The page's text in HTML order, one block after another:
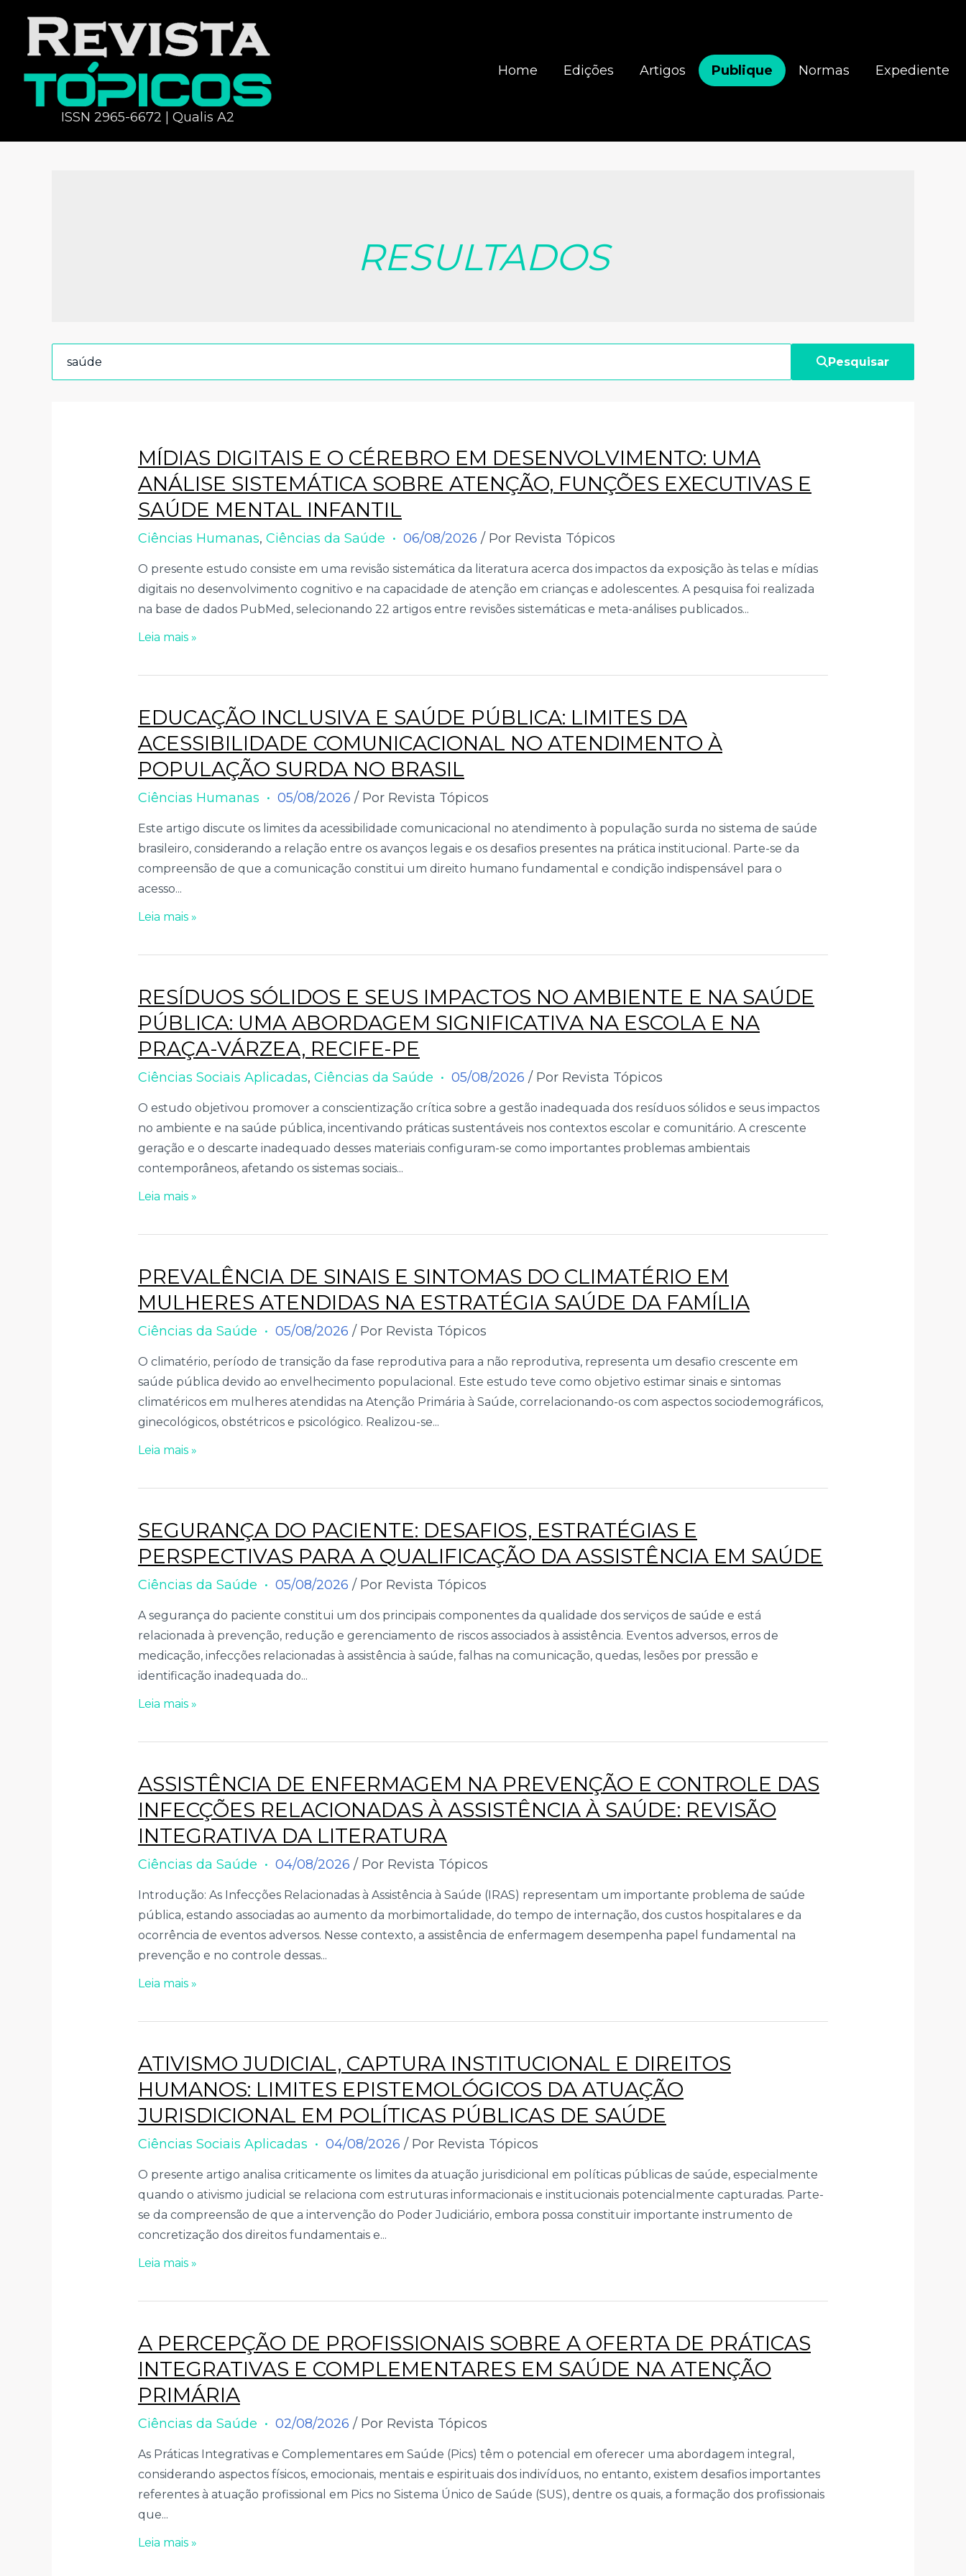
ISSN 2965-6672 | Qualis A2
Home Edições Artigos Publique Normas Expediente
RESULTADOS
Pesquisar
MÍDIAS DIGITAIS E O CÉREBRO EM DESENVOLVIMENTO: UMA
ANÁLISE SISTEMÁTICA SOBRE ATENÇÃO, FUNÇÕES EXECUTIVAS E
SAÚDE MENTAL INFANTIL
Ciências Humanas, Ciências da Saúde 06/08/2026 / Por Revista Tópicos
O presente estudo consiste em uma revisão sistemática da literatura acerca dos impactos da exposição às telas e mídias
digitais no desenvolvimento cognitivo e na capacidade de atenção em crianças e adolescentes. A pesquisa foi realizada
na base de dados PubMed, selecionando 22 artigos entre revisões sistemáticas e meta-análises publicados...
Leia mais »
EDUCAÇÃO INCLUSIVA E SAÚDE PÚBLICA: LIMITES DA
ACESSIBILIDADE COMUNICACIONAL NO ATENDIMENTO À
POPULAÇÃO SURDA NO BRASIL
Ciências Humanas 05/08/2026 / Por Revista Tópicos
Este artigo discute os limites da acessibilidade comunicacional no atendimento à população surda no sistema de saúde
brasileiro, considerando a relação entre os avanços legais e os desafios presentes na prática institucional. Parte-se da
compreensão de que a comunicação constitui um direito humano fundamental e condição indispensável para o
acesso...
Leia mais »
RESÍDUOS SÓLIDOS E SEUS IMPACTOS NO AMBIENTE E NA SAÚDE
PÚBLICA: UMA ABORDAGEM SIGNIFICATIVA NA ESCOLA E NA
PRAÇA-VÁRZEA, RECIFE-PE
Ciências Sociais Aplicadas, Ciências da Saúde 05/08/2026 / Por Revista Tópicos
O estudo objetivou promover a conscientização crítica sobre a gestão inadequada dos resíduos sólidos e seus impactos
no ambiente e na saúde pública, incentivando práticas sustentáveis nos contextos escolar e comunitário. A crescente
geração e o descarte inadequado desses materiais configuram-se como importantes problemas ambientais
contemporâneos, afetando os sistemas sociais...
Leia mais »
PREVALÊNCIA DE SINAIS E SINTOMAS DO CLIMATÉRIO EM
MULHERES ATENDIDAS NA ESTRATÉGIA SAÚDE DA FAMÍLIA
Ciências da Saúde 05/08/2026 / Por Revista Tópicos
O climatério, período de transição da fase reprodutiva para a não reprodutiva, representa um desafio crescente em
saúde pública devido ao envelhecimento populacional. Este estudo teve como objetivo estimar sinais e sintomas
climatéricos em mulheres atendidas na Atenção Primária à Saúde, correlacionando-os com aspectos sociodemográficos,
ginecológicos, obstétricos e psicológico. Realizou-se...
Leia mais »
SEGURANÇA DO PACIENTE: DESAFIOS, ESTRATÉGIAS E
PERSPECTIVAS PARA A QUALIFICAÇÃO DA ASSISTÊNCIA EM SAÚDE
Ciências da Saúde 05/08/2026 / Por Revista Tópicos
A segurança do paciente constitui um dos principais componentes da qualidade dos serviços de saúde e está
relacionada à prevenção, redução e gerenciamento de riscos associados à assistência. Eventos adversos, erros de
medicação, infecções relacionadas à assistência à saúde, falhas na comunicação, quedas, lesões por pressão e
identificação inadequada do...
Leia mais »
ASSISTÊNCIA DE ENFERMAGEM NA PREVENÇÃO E CONTROLE DAS
INFECÇÕES RELACIONADAS À ASSISTÊNCIA À SAÚDE: REVISÃO
INTEGRATIVA DA LITERATURA
Ciências da Saúde 04/08/2026 / Por Revista Tópicos
Introdução: As Infecções Relacionadas à Assistência à Saúde (IRAS) representam um importante problema de saúde
pública, estando associadas ao aumento da morbimortalidade, do tempo de internação, dos custos hospitalares e da
ocorrência de eventos adversos. Nesse contexto, a assistência de enfermagem desempenha papel fundamental na
prevenção e no controle dessas...
Leia mais »
ATIVISMO JUDICIAL, CAPTURA INSTITUCIONAL E DIREITOS
HUMANOS: LIMITES EPISTEMOLÓGICOS DA ATUAÇÃO
JURISDICIONAL EM POLÍTICAS PÚBLICAS DE SAÚDE
Ciências Sociais Aplicadas 04/08/2026 / Por Revista Tópicos
O presente artigo analisa criticamente os limites da atuação jurisdicional em políticas públicas de saúde, especialmente
quando o ativismo judicial se relaciona com estruturas informacionais e institucionais potencialmente capturadas. Parte-
se da compreensão de que a intervenção do Poder Judiciário, embora possa constituir importante instrumento de
concretização dos direitos fundamentais e...
Leia mais »
A PERCEPÇÃO DE PROFISSIONAIS SOBRE A OFERTA DE PRÁTICAS
INTEGRATIVAS E COMPLEMENTARES EM SAÚDE NA ATENÇÃO
PRIMÁRIA
Ciências da Saúde 02/08/2026 / Por Revista Tópicos
As Práticas Integrativas e Complementares em Saúde (Pics) têm o potencial em oferecer uma abordagem integral,
considerando aspectos físicos, emocionais, mentais e espirituais dos indivíduos, no entanto, existem desafios importantes
referentes à atuação profissional em Pics no Sistema Único de Saúde (SUS), dentre os quais, a formação dos profissionais
que...
Leia mais »